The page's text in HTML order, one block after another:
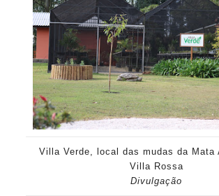
Villa Verde, local das mudas da Mata
Villa Rossa
Divulgação